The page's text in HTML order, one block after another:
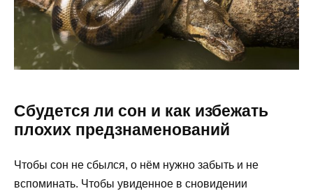
Сбудется ли сон и как избежать
плохих предзнаменований
Чтобы сон не сбылся, о нём нужно забыть и не
вспоминать. Чтобы увиденное в сновидении